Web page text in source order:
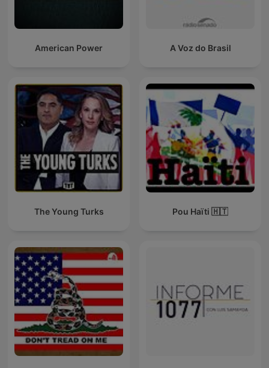
American Power A Voz do Brasil
The Young Turks Pou Haïti 🇭🇹